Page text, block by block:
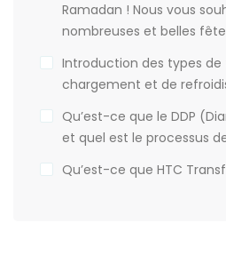
Ramadan ! Nous vous
nombreuses et belles
Introduction des types
chargement et de
Qu’est-ce que le DDP
et quel est le processus
Qu’est-ce que HTC